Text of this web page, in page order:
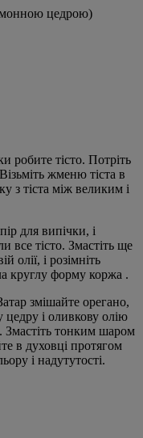
цедрою)
робите тісто. Потріть
жменю тіста в
з тіста між великим і
для випічки, і
все тісто. Змастіть ще
олії, і розімніть
круглу форму коржа .
змішайте орегано,
і оливкову олію
Змастіть тонким шаром
в духовці протягом
і надутутості.